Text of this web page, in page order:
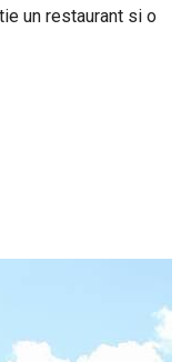
un restaurant si o